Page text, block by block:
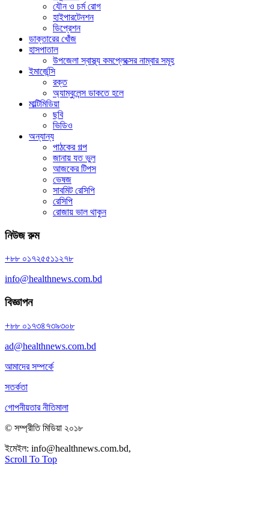
যৌন ও চর্ম রোগ
হাইপারটেনশন
ডিপ্রেশন
ডাক্তারের খোঁজ
হাসপাতাল
উপজেলা স্বাস্থ্য কমপ্লেক্সের নাম্বার সমূহ
ইমার্জেন্সি
রক্ত
অ্যাম্বুলেন্স ডাকতে হলে
মাল্টিমিডিয়া
ছবি
ভিডিও
অন্যান্য
পাঠকের গল্প
জানায় যত ভুল
আজকের টিপস
ভেষজ
সাবমিট রেসিপি
রেসিপি
রোজায় ভাল থাকুন
নিউজ রুম
+৮৮ ০১৭২৫৫১১২৭৮
info@healthnews.com.bd
বিজ্ঞাপন
+৮৮ ০১৭৩৪৭৩৯৩০৮
ad@healthnews.com.bd
আমাদের সম্পর্কে
সতর্কতা
গোপনীয়তার নীতিমালা
© সম্প্রীতি মিডিয়া ২০১৮
ইমেইল: info@healthnews.com.bd,
Scroll To Top